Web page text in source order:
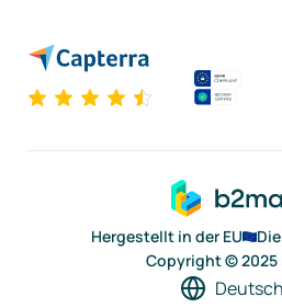
Hergestellt in der EU
Copyright © 2025
Deutsch